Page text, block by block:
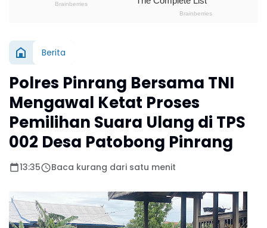
Berita
Polres Pinrang Bersama TNI
Mengawal Ketat Proses
Pemilihan Suara Ulang di TPS
002 Desa Patobong Pinrang
13:35 Baca kurang dari satu menit